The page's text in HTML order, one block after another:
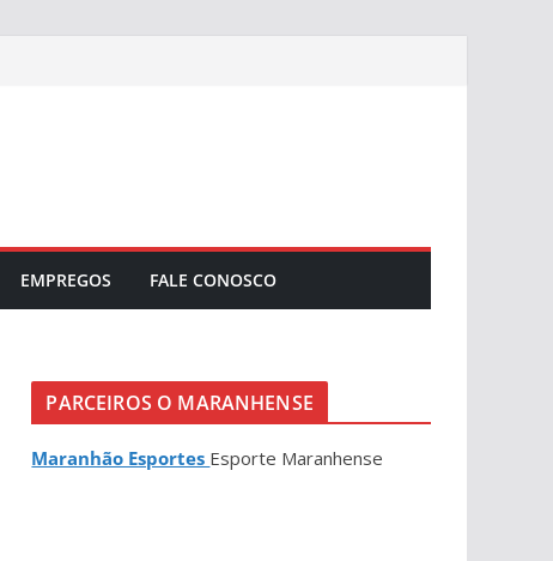
EMPREGOS FALE CONOSCO
PARCEIROS O MARANHENSE
Maranhão Esportes Esporte Maranhense